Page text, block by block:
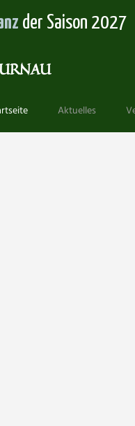
Aktuelles
der Saison 2027